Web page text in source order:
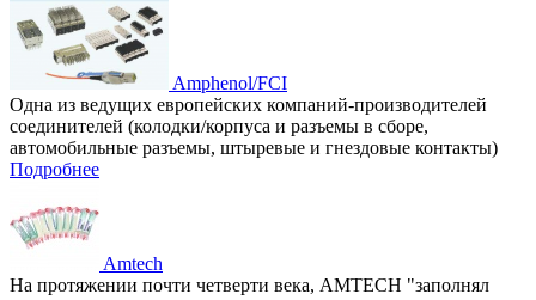
Amphenol/FCI
Одна из ведущих европейских компаний-производителей
соединителей (колодки/корпуса и разъемы в сборе,
автомобильные разъемы, штыревые и гнездовые контакты)
Подробнее
Amtech
На протяжении почти четверти века, AMTECH "заполнял